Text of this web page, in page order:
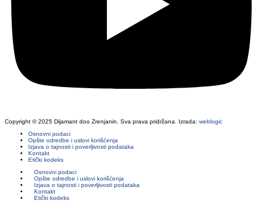
Copyright © 2025 Dijamant doo Zrenjanin. Sva prava pridržana. Izrada: weblogic
Osnovni podaci
Opšte odredbe i uslovi korišćenja
Izjava o tajnosti i poverljivosti podataka
Kontakt
Etički kodeks
Osnovni podaci
Opšte odredbe i uslovi korišćenja
Izjava o tajnosti i poverljivosti podataka
Kontakt
Etički kodeks